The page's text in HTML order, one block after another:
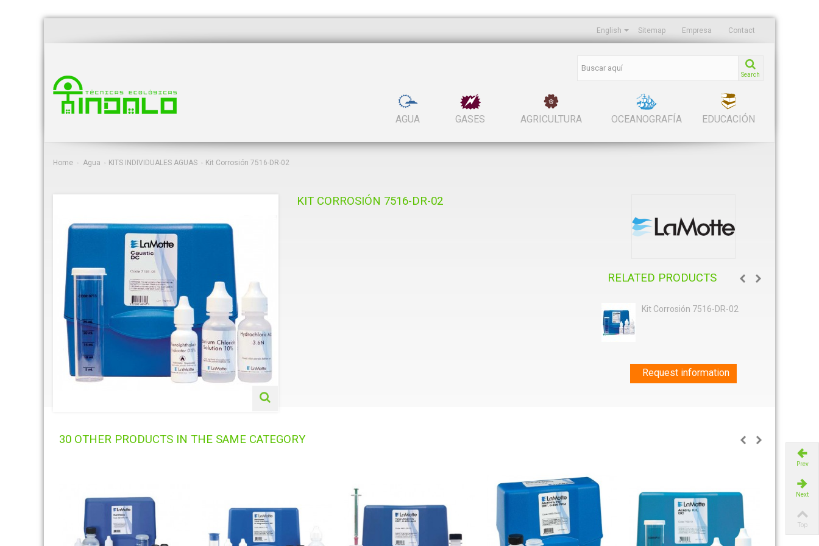
Contact
Empresa
Sitemap
English
Search
EDUCACIÓN
OCEANOGRAFÍA
AGRICULTURA
GASES
AGUA
Home Agua KITS INDIVIDUALES AGUAS Kit Corrosión 7516-DR-02
KIT CORROSIÓN 7516-DR-02
RELATED PRODUCTS
Kit Corrosión 7516-DR-02
Request information
30 OTHER PRODUCTS IN THE SAME CATEGORY
Prev
Next
Top